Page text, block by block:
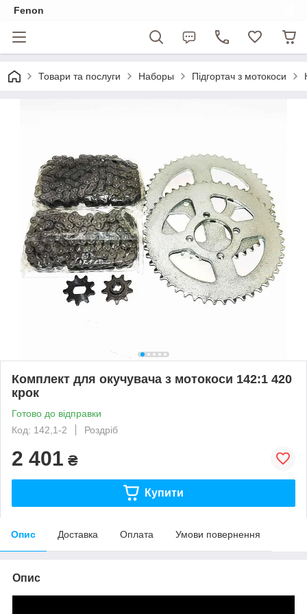
Fenon
Товари та послуги Наборы Підгортач з мотокоси
Комплект для окучувача з мотокоси 142:1 420
крок
Готово до відправки
Код: 142,1-2
Роздріб
2 401 ₴
Купити
Опис Доставка Оплата Умови повернення
Опис